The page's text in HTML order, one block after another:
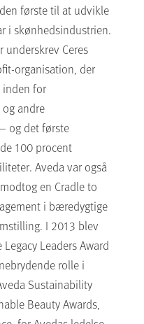
første til at udvikle
i skønhedsindustrien.
underskrev Ceres
organisation, der
for
andre
og det første
100 procent
Aveda var også
en Cradle to
i bæredygtige
I 2013 blev
Leaders Award
rolle i
Sustainability
Beauty Awards,